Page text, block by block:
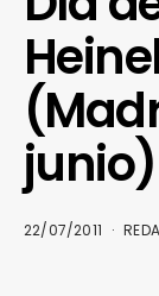
junio)
22/07/2011